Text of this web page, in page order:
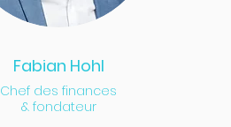
Fabian Hohl
Chef des finances
& fondateur